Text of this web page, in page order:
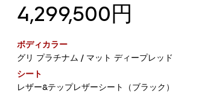
4,299,500円
ボディカラー
グリ プラチナム / マット ディープレッド
シート
レザー&テップレザーシート（ブラック）